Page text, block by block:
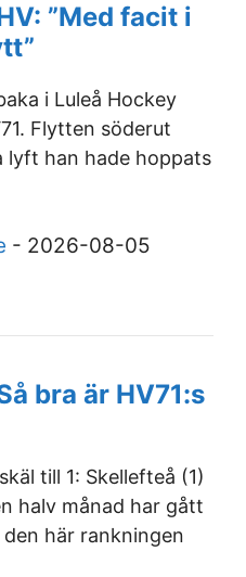
”Med facit i
i Luleå Hockey
Flytten söderut
lyft han hade hoppats
- 2026-08-05
bra är HV71:s
till 1: Skellefteå (1)
halv månad har gått
här rankningen